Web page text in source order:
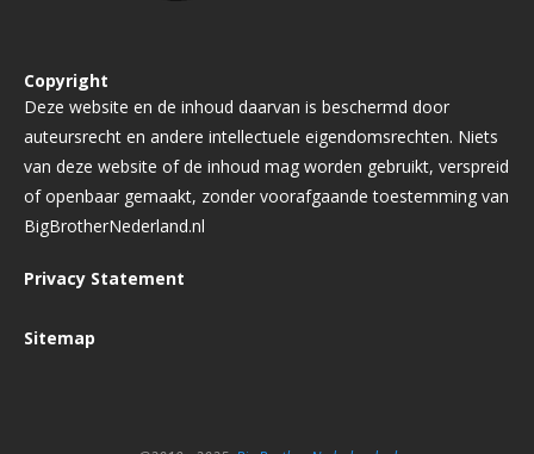
Copyright
Deze website en de inhoud daarvan is beschermd door
auteursrecht en andere intellectuele eigendomsrechten. Niets
van deze website of de inhoud mag worden gebruikt, verspreid
of openbaar gemaakt, zonder voorafgaande toestemming van
BigBrotherNederland.nl
Privacy Statement
Sitemap